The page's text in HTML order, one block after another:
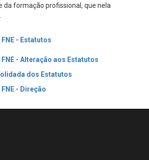
da formação profissional, que nela
FNE - Estatutos
FNE - Alteração aos Estatutos
dos Estatutos
FNE - Direção